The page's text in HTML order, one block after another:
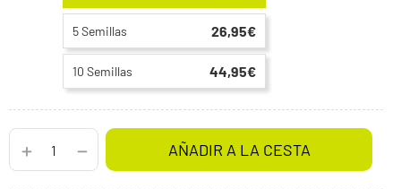
5 Semillas 26,95€
10 Semillas 44,95€
AÑADIR A LA CESTA